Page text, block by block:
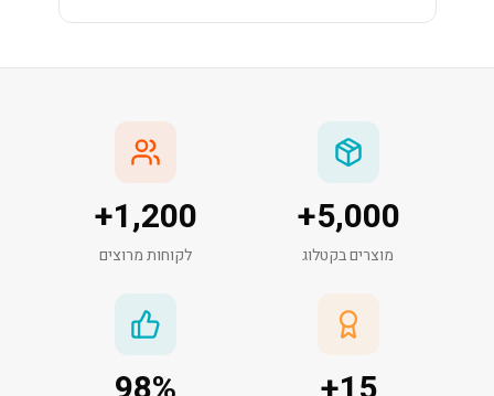
5,000
+
מוצרים בקטלוג
1,200
+
לקוחות מרוצים